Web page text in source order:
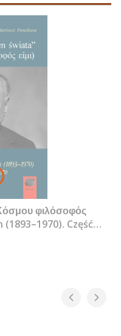
φιλόσοφός
Część
M. Pandura